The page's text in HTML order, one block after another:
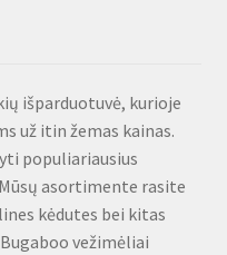
išparduotuvė, kurioje
už itin žemas kainas.
populiariausius
asortimente rasite
kėdutes bei kitas
vežimėliai